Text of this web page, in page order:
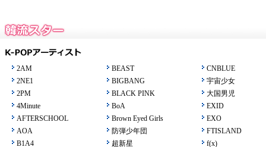
2AM
2NE1
2PM
4Minute
AFTERSCHOOL
AOA
B1A4
BEAST
BIGBANG
BLACK PINK
BoA
Brown Eyed Girls
防弾少年団
超新星
CNBLUE
宇宙少女
大国男児
EXID
EXO
FTISLAND
f(x)